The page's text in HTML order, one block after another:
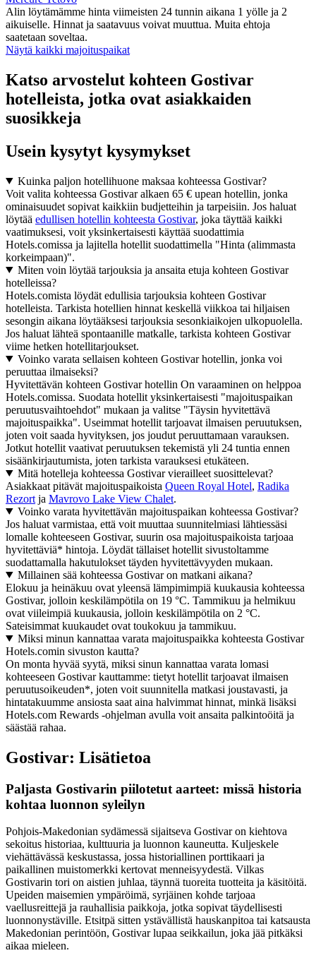
Alin löytämämme hinta viimeisten 24 tunnin aikana 1 yölle ja 2
aikuiselle. Hinnat ja saatavuus voivat muuttua. Muita ehtoja
saatetaan soveltaa.
Näytä kaikki majoituspaikat
Katso arvostelut kohteen Gostivar
hotelleista, jotka ovat asiakkaiden
suosikkeja
Usein kysytyt kysymykset
Kuinka paljon hotellihuone maksaa kohteessa Gostivar?
Voit valita kohteessa Gostivar alkaen 65 € upean hotellin, jonka
ominaisuudet sopivat kaikkiin budjetteihin ja tarpeisiin. Jos haluat
löytää edullisen hotellin kohteesta Gostivar, joka täyttää kaikki
vaatimuksesi, voit yksinkertaisesti käyttää suodattimia
Hotels.comissa ja lajitella hotellit suodattimella "Hinta (alimmasta
korkeimpaan)".
Miten voin löytää tarjouksia ja ansaita etuja kohteen Gostivar
hotelleissa?
Hotels.comista löydät edullisia tarjouksia kohteen Gostivar
hotelleista. Tarkista hotellien hinnat keskellä viikkoa tai hiljaisen
sesongin aikana löytääksesi tarjouksia sesonkiaikojen ulkopuolella.
Jos haluat lähteä spontaanille matkalle, tarkista kohteen Gostivar
viime hetken hotellitarjoukset.
Voinko varata sellaisen kohteen Gostivar hotellin, jonka voi
peruuttaa ilmaiseksi?
Hyvitettävän kohteen Gostivar hotellin On varaaminen on helppoa
Hotels.comissa. Suodata hotellit yksinkertaisesti "majoituspaikan
peruutusvaihtoehdot" mukaan ja valitse "Täysin hyvitettävä
majoituspaikka". Useimmat hotellit tarjoavat ilmaisen peruutuksen,
joten voit saada hyvityksen, jos joudut peruuttamaan varauksen.
Jotkut hotellit vaativat peruutuksen tekemistä yli 24 tuntia ennen
sisäänkirjautumista, joten tarkista varauksesi etukäteen.
Mitä hotelleja kohteessa Gostivar vierailleet suosittelevat?
Asiakkaat pitävät majoituspaikoista Queen Royal Hotel, Radika
Rezort ja Mavrovo Lake View Chalet.
Voinko varata hyvitettävän majoituspaikan kohteessa Gostivar?
Jos haluat varmistaa, että voit muuttaa suunnitelmiasi lähtiessäsi
lomalle kohteeseen Gostivar, suurin osa majoituspaikoista tarjoaa
hyvitettäviä* hintoja. Löydät tällaiset hotellit sivustoltamme
suodattamalla hakutulokset täyden hyvitettävyyden mukaan.
Millainen sää kohteessa Gostivar on matkani aikana?
Elokuu ja heinäkuu ovat yleensä lämpimimpiä kuukausia kohteessa
Gostivar, jolloin keskilämpötila on 19 °C. Tammikuu ja helmikuu
ovat viileimpiä kuukausia, jolloin keskilämpötila on 2 °C.
Sateisimmat kuukaudet ovat toukokuu ja tammikuu.
Miksi minun kannattaa varata majoituspaikka kohteesta Gostivar
Hotels.comin sivuston kautta?
On monta hyvää syytä, miksi sinun kannattaa varata lomasi
kohteeseen Gostivar kauttamme: tietyt hotellit tarjoavat ilmaisen
peruutusoikeuden*, joten voit suunnitella matkasi joustavasti, ja
hintatakuumme ansiosta saat aina halvimmat hinnat, minkä lisäksi
Hotels.com Rewards -ohjelman avulla voit ansaita palkintoöitä ja
säästää rahaa.
Gostivar: Lisätietoa
Paljasta Gostivarin piilotetut aarteet: missä historia
kohtaa luonnon syleilyn
Pohjois-Makedonian sydämessä sijaitseva Gostivar on kiehtova
sekoitus historiaa, kulttuuria ja luonnon kauneutta. Kuljeskele
viehättävässä keskustassa, jossa historiallinen porttikaari ja
paikallinen muistomerkki kertovat menneisyydestä. Vilkas
Gostivarin tori on aistien juhlaa, täynnä tuoreita tuotteita ja käsitöitä.
Upeiden maisemien ympäröimä, syrjäinen kohde tarjoaa
vaellusreittejä ja rauhallisia paikkoja, jotka sopivat täydellisesti
luonnonystäville. Etsitpä sitten ystävällistä hauskanpitoa tai katsausta
Makedonian perintöön, Gostivar lupaa seikkailun, joka jää pitkäksi
aikaa mieleen.